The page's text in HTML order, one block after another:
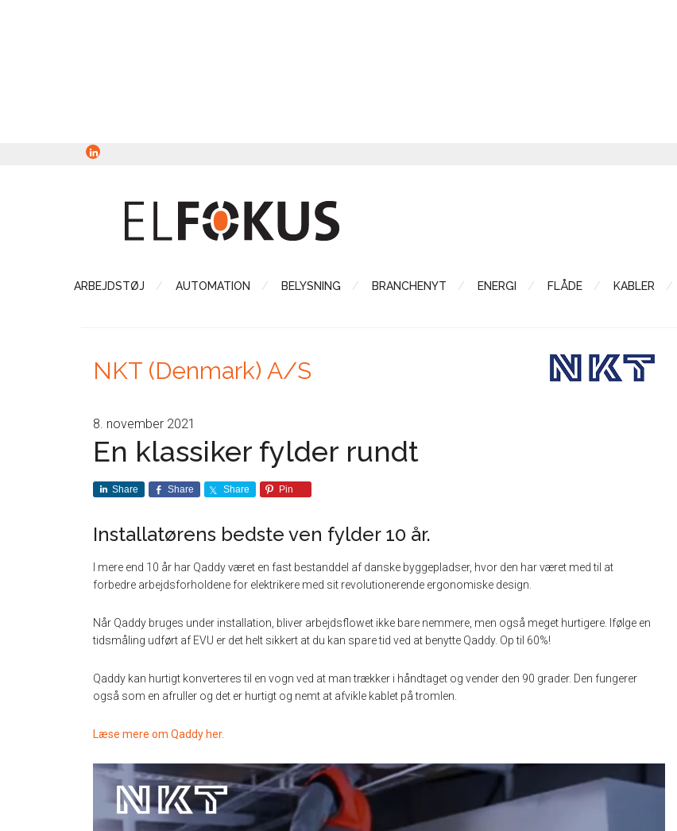
ARBEJDSTØJ AUTOMATION BELYSNING BRANCHENYT ENERGI FLÅDE KABLER
NKT (Denmark) A/S
8. november 2021
En klassiker fylder rundt
Share Share Share Pin
Installatørens bedste ven fylder 10 år.
I mere end 10 år har Qaddy været en fast bestanddel af danske byggepladser, hvor den har været med til at
forbedre arbejdsforholdene for elektrikere med sit revolutionerende ergonomiske design.
Når Qaddy bruges under installation, bliver arbejdsflowet ikke bare nemmere, men også meget hurtigere. Ifølge en
tidsmåling udført af EVU er det helt sikkert at du kan spare tid ved at benytte Qaddy. Op til 60%!
Qaddy kan hurtigt konverteres til en vogn ved at man trækker i håndtaget og vender den 90 grader. Den fungerer
også som en afruller og det er hurtigt og nemt at afvikle kablet på tromlen.
Læse mere om Qaddy her.
Videoafspiller